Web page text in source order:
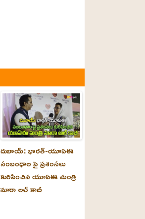
దుబాయ్‌: భారత్-యూఏఈ
సంబంధాల పై ప్రశంసలు
కురిపించిన యూఏఈ మంత్రి
నూరా అల్‌ కాబీ